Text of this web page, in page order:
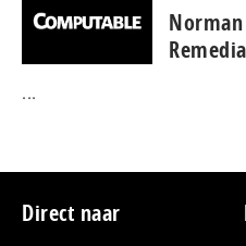
...
Footer
Direct naar